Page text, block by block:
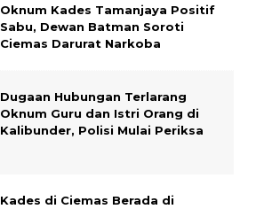
Oknum Kades Tamanjaya Positif
Sabu, Dewan Batman Soroti
Ciemas Darurat Narkoba
Dugaan Hubungan Terlarang
Oknum Guru dan Istri Orang di
Kalibunder, Polisi Mulai Periksa
Kades di Ciemas Berada di